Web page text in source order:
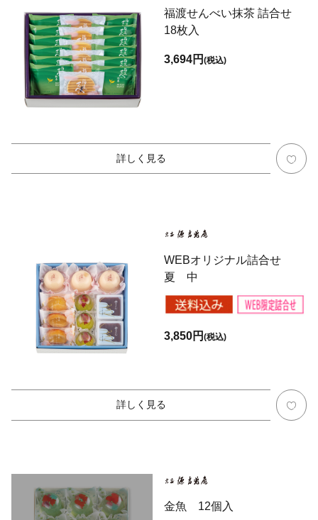
福渡せんべい抹茶 詰合せ
18枚入
3,694円(税込)
詳しく見る
WEBオリジナル詰合せ
夏 中
3,850円(税込)
詳しく見る
金魚 12個入